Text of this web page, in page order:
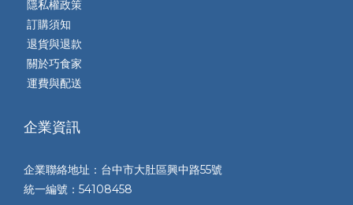
隱私權政策
訂購須知
退貨與退款
關於巧食家
運費與配送
企業資訊
企業聯絡地址：台中市大肚區興中路55號
統一編號：54108458